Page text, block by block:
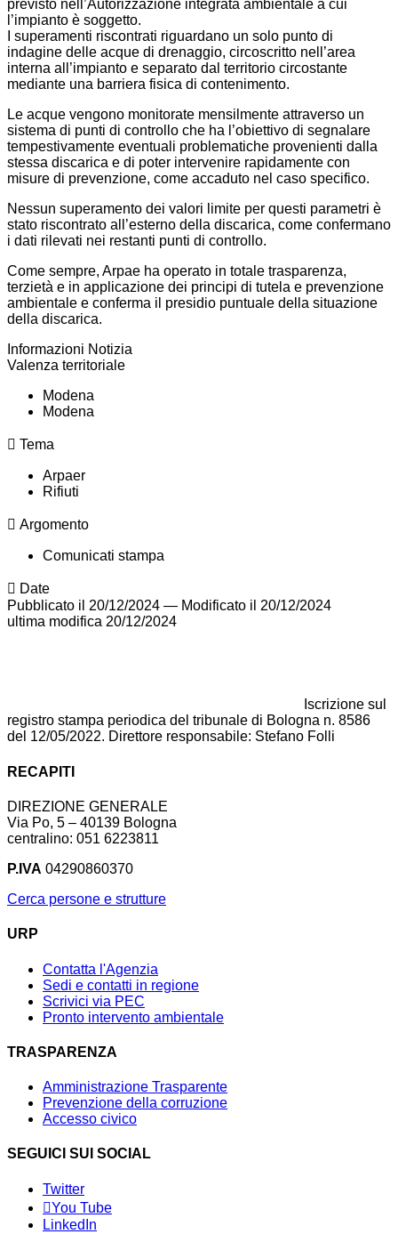
previsto nell’Autorizzazione integrata ambientale a cui
l’impianto è soggetto.
I superamenti riscontrati riguardano un solo punto di
indagine delle acque di drenaggio, circoscritto nell’area
interna all’impianto e separato dal territorio circostante
mediante una barriera fisica di contenimento.
Le acque vengono monitorate mensilmente attraverso un
sistema di punti di controllo che ha l’obiettivo di segnalare
tempestivamente eventuali problematiche provenienti dalla
stessa discarica e di poter intervenire rapidamente con
misure di prevenzione, come accaduto nel caso specifico.
Nessun superamento dei valori limite per questi parametri è
stato riscontrato all’esterno della discarica, come confermano
i dati rilevati nei restanti punti di controllo.
Come sempre, Arpae ha operato in totale trasparenza,
terzietà e in applicazione dei principi di tutela e prevenzione
ambientale e conferma il presidio puntuale della situazione
della discarica.
Informazioni Notizia
Valenza territoriale
Modena
Modena
Tema
Arpaer
Rifiuti
Argomento
Comunicati stampa
Date
Pubblicato il 20/12/2024 — Modificato il 20/12/2024
ultima modifica 20/12/2024
Iscrizione sul
registro stampa periodica del tribunale di Bologna n. 8586
del 12/05/2022. Direttore responsabile: Stefano Folli
RECAPITI
DIREZIONE GENERALE
Via Po, 5 – 40139 Bologna
centralino: 051 6223811
P.IVA 04290860370
Cerca persone e strutture
URP
Contatta l'Agenzia
Sedi e contatti in regione
Scrivici via PEC
Pronto intervento ambientale
TRASPARENZA
Amministrazione Trasparente
Prevenzione della corruzione
Accesso civico
SEGUICI SUI SOCIAL
Twitter
You Tube
LinkedIn